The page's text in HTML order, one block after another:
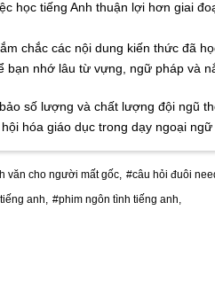
học tiếng Anh thuận lợi hơn giai
chắc các nội dung kiến thức đã
nhớ lâu từ vựng, ngữ pháp và
số lượng và chất lượng đội ngũ
hóa giáo dục trong dạy ngoại
văn cho người mất gốc, #câu hỏi đuôi
anh, #phim ngôn tình tiếng anh,